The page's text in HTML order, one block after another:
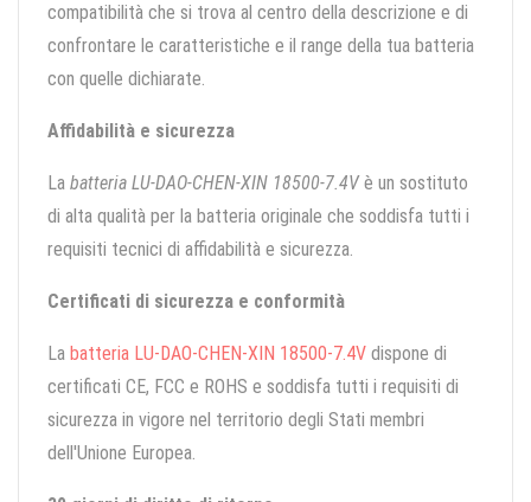
compatibilità che si trova al centro della descrizione e di
confrontare le caratteristiche e il range della tua batteria
con quelle dichiarate.
Affidabilità e sicurezza
La batteria LU-DAO-CHEN-XIN 18500-7.4Vè un sostituto
di alta qualità per la batteria originale che soddisfa tutti i
requisiti tecnici di affidabilità e sicurezza.
Certificati di sicurezza e conformità
La batteria LU-DAO-CHEN-XIN 18500-7.4V dispone di
certificati CE, FCC e ROHS e soddisfa tutti i requisiti di
sicurezza in vigore nel territorio degli Stati membri
dell'Unione Europea.